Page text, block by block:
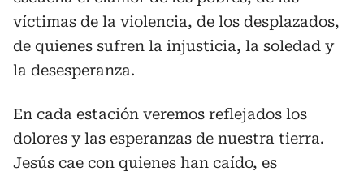
víctimas de la violencia, de los desplazados,
de quienes sufren la injusticia, la soledad y
la desesperanza.
En cada estación veremos reflejados los
dolores y las esperanzas de nuestra tierra.
Jesús cae con quienes han caído, es